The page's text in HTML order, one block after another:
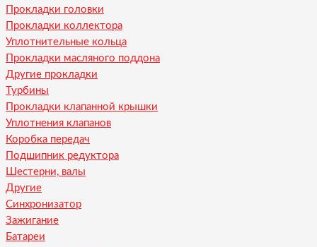
Прокладки головки
Прокладки коллектора
Уплотнительные кольца
Прокладки масляного поддона
Другие прокладки
Турбины
Прокладки клапанной крышки
Уплотнения клапанов
Коробка передач
Подшипник редуктора
Шестерни, валы
Другие
Синхронизатор
Зажигание
Батареи